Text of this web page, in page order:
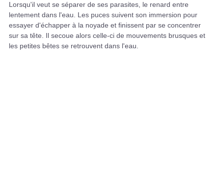
Lorsqu'il veut se séparer de ses parasites, le renard entre
lentement dans l'eau. Les puces suivent son immersion pour
essayer d'échapper à la noyade et finissent par se concentrer
sur sa tête. Il secoue alors celle-ci de mouvements brusques et
les petites bêtes se retrouvent dans l'eau.